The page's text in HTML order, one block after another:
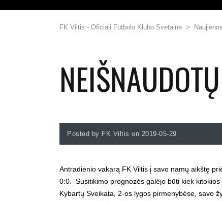
FK Viltis - Oficiali Futbolo Klubo Svetainė > Naujienos
Posted by FK Viltis on 2019-05-29
Antradienio vakarą FK Viltis į savo namų aikštę
0:0. Susitikimo prognozės galėjo būti kiek
Kybartų Sveikata, 2-os lygos pirmenybėse, savo